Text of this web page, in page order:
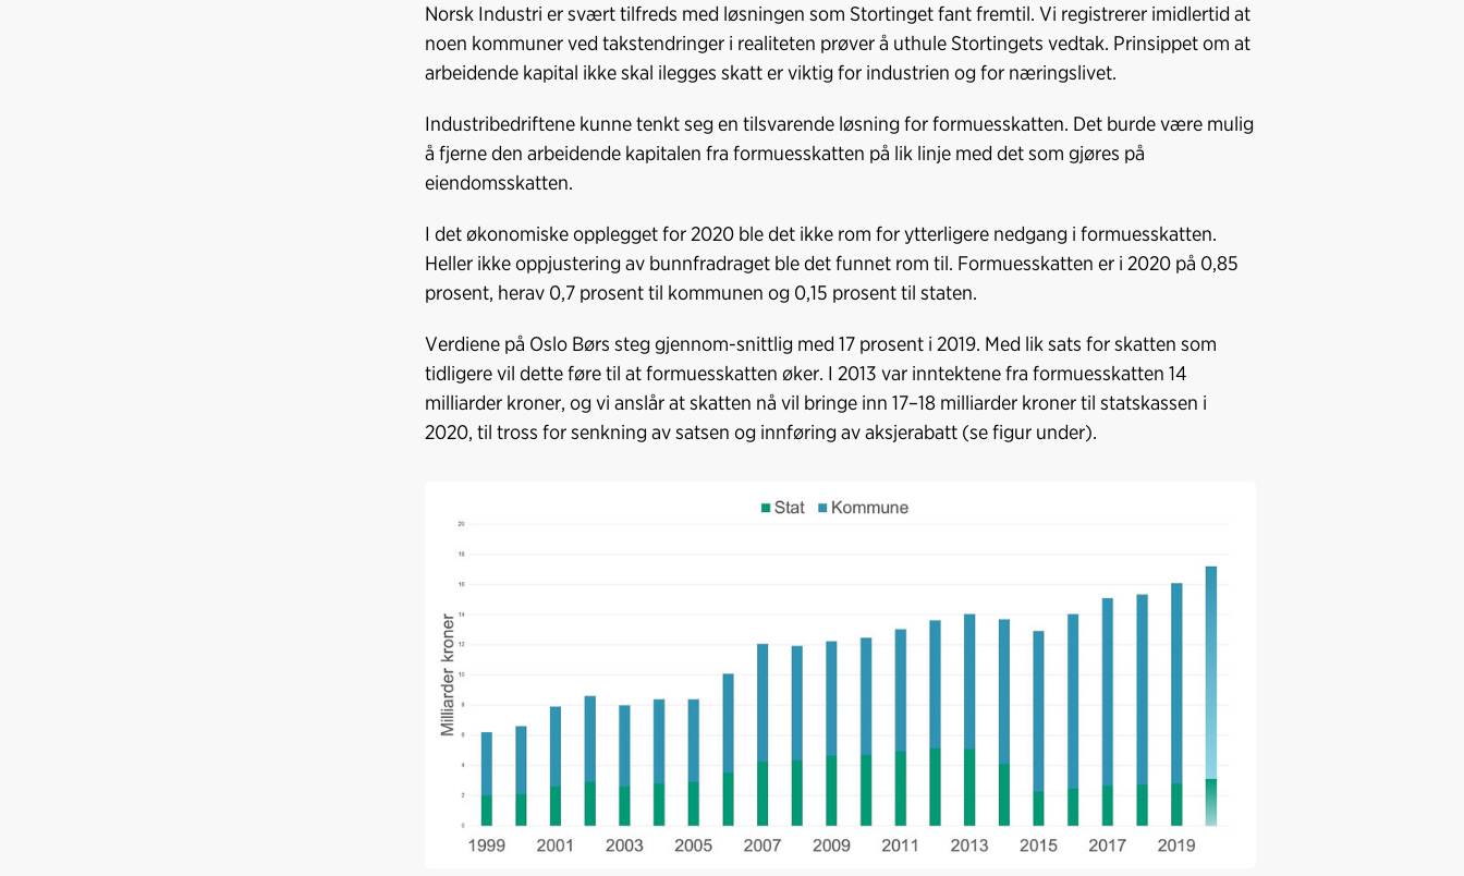
Norsk Industri er svært tilfreds med løsningen som Stortinget fant fremtil. Vi registrerer imidlertid at
noen kommuner ved takstendringer i realiteten prøver å uthule Stortingets vedtak. Prinsippet om at
arbeidende kapital ikke skal ilegges skatt er viktig for industrien og for næringslivet.
Industribedriftene kunne tenkt seg en tilsvarende løsning for formuesskatten. Det burde være mulig
å fjerne den arbeidende kapitalen fra formuesskatten på lik linje med det som gjøres på
eiendomsskatten.
I det økonomiske opplegget for 2020 ble det ikke rom for ytterligere nedgang i formuesskatten.
Heller ikke oppjustering av bunnfradraget ble det funnet rom til. Formuesskatten er i 2020 på 0,85
prosent, herav 0,7 prosent til kommunen og 0,15 prosent til staten.
Verdiene på Oslo Børs steg gjennom-snittlig med 17 prosent i 2019. Med lik sats for skatten som
tidligere vil dette føre til at formuesskatten øker. I 2013 var inntektene fra formuesskatten 14
milliarder kroner, og vi anslår at skatten nå vil bringe inn 17–18 milliarder kroner til statskassen i
2020, til tross for senkning av satsen og innføring av aksjerabatt (se figur under).